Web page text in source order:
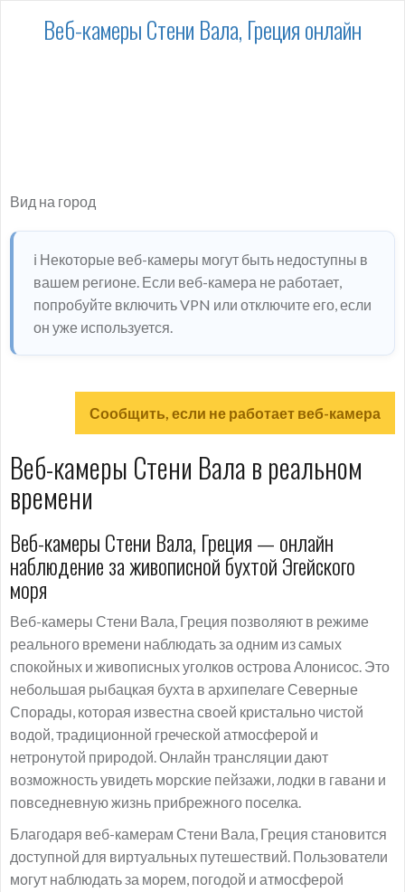
Веб-камеры Стени Вала, Греция онлайн
Вид на город
ℹ️ Некоторые веб-камеры могут быть недоступны в
вашем регионе. Если веб-камера не работает,
попробуйте включить VPN или отключите его, если
он уже используется.
Сообщить, если не работает веб-камера
Веб-камеры Стени Вала в реальном
времени
Веб-камеры Стени Вала, Греция — онлайн
наблюдение за живописной бухтой Эгейского
моря
Веб-камеры Стени Вала, Греция позволяют в режиме
реального времени наблюдать за одним из самых
спокойных и живописных уголков острова Алонисос. Это
небольшая рыбацкая бухта в архипелаге Северные
Спорады, которая известна своей кристально чистой
водой, традиционной греческой атмосферой и
нетронутой природой. Онлайн трансляции дают
возможность увидеть морские пейзажи, лодки в гавани и
повседневную жизнь прибрежного поселка.
Благодаря веб-камерам Стени Вала, Греция становится
доступной для виртуальных путешествий. Пользователи
могут наблюдать за морем, погодой и атмосферой